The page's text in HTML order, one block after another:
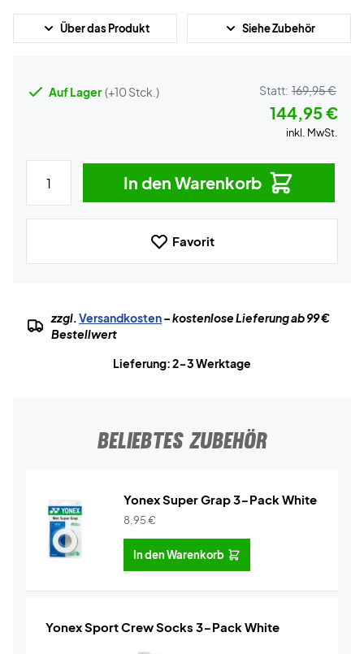
Über das Produkt Siehe Zubehör
Auf Lager (+10 Stck.) Statt: 169,95 €
144,95 €
inkl. MwSt.
In den Warenkorb
Favorit
zzgl.Versandkosten– kostenlose Lieferung ab 99 €
Bestellwert
Lieferung: 2-3 Werktage
BELIEBTES ZUBEHÖR
Yonex Super Grap 3-Pack White
8,95€
In den Warenkorb
Yonex Sport Crew Socks 3-Pack White